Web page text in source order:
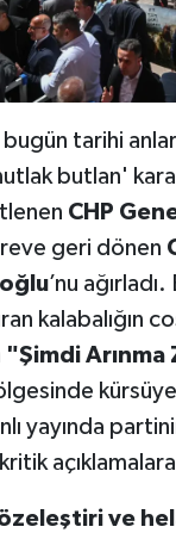
tarihi
butlan'
CHP
geri dönen
’nu
kalabalığın
"Şimdi Arınma
kürsüye
yayında
ve